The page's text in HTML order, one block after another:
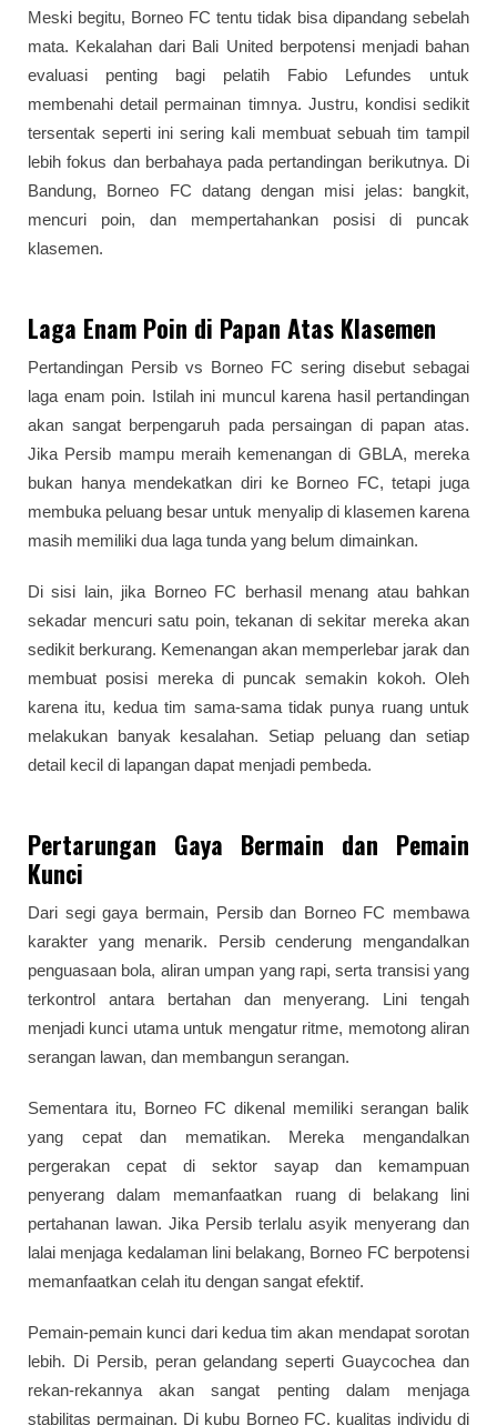
Meski begitu, Borneo FC tentu tidak bisa dipandang sebelah
mata. Kekalahan dari Bali United berpotensi menjadi bahan
evaluasi penting bagi pelatih Fabio Lefundes untuk
membenahi detail permainan timnya. Justru, kondisi sedikit
tersentak seperti ini sering kali membuat sebuah tim tampil
lebih fokus dan berbahaya pada pertandingan berikutnya. Di
Bandung, Borneo FC datang dengan misi jelas: bangkit,
mencuri poin, dan mempertahankan posisi di puncak
klasemen.
Laga Enam Poin di Papan Atas Klasemen
Pertandingan Persib vs Borneo FC sering disebut sebagai
laga enam poin. Istilah ini muncul karena hasil pertandingan
akan sangat berpengaruh pada persaingan di papan atas.
Jika Persib mampu meraih kemenangan di GBLA, mereka
bukan hanya mendekatkan diri ke Borneo FC, tetapi juga
membuka peluang besar untuk menyalip di klasemen karena
masih memiliki dua laga tunda yang belum dimainkan.
Di sisi lain, jika Borneo FC berhasil menang atau bahkan
sekadar mencuri satu poin, tekanan di sekitar mereka akan
sedikit berkurang. Kemenangan akan memperlebar jarak dan
membuat posisi mereka di puncak semakin kokoh. Oleh
karena itu, kedua tim sama-sama tidak punya ruang untuk
melakukan banyak kesalahan. Setiap peluang dan setiap
detail kecil di lapangan dapat menjadi pembeda.
Pertarungan Gaya Bermain dan Pemain
Kunci
Dari segi gaya bermain, Persib dan Borneo FC membawa
karakter yang menarik. Persib cenderung mengandalkan
penguasaan bola, aliran umpan yang rapi, serta transisi yang
terkontrol antara bertahan dan menyerang. Lini tengah
menjadi kunci utama untuk mengatur ritme, memotong aliran
serangan lawan, dan membangun serangan.
Sementara itu, Borneo FC dikenal memiliki serangan balik
yang cepat dan mematikan. Mereka mengandalkan
pergerakan cepat di sektor sayap dan kemampuan
penyerang dalam memanfaatkan ruang di belakang lini
pertahanan lawan. Jika Persib terlalu asyik menyerang dan
lalai menjaga kedalaman lini belakang, Borneo FC berpotensi
memanfaatkan celah itu dengan sangat efektif.
Pemain-pemain kunci dari kedua tim akan mendapat sorotan
lebih. Di Persib, peran gelandang seperti Guaycochea dan
rekan-rekannya akan sangat penting dalam menjaga
stabilitas permainan. Di kubu Borneo FC, kualitas individu di